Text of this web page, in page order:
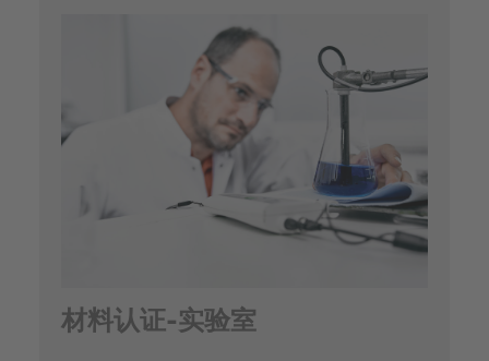
材料认证-实验室